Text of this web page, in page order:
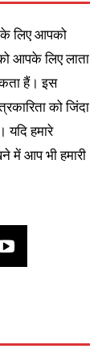
के लिए आपको
आपके लिए लाता
हैं। इस
को जिंदा
हमारे
में आप भी हमारी